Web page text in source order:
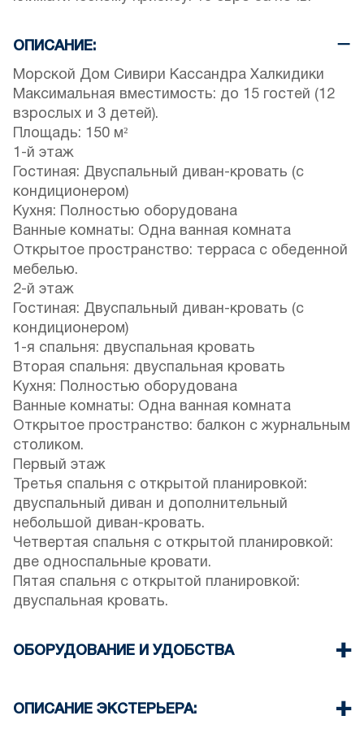
ОПИСАНИЕ:
Морской Дом Сивири Кассандра Халкидики
Максимальная вместимость: до 15 гостей (12
взрослых и 3 детей).
Площадь: 150 м²
1-й этаж
Гостиная: Двуспальный диван-кровать (с
кондиционером)
Кухня: Полностью оборудована
Ванные комнаты: Одна ванная комната
Открытое пространство: терраса с обеденной
мебелью.
2-й этаж
Гостиная: Двуспальный диван-кровать (с
кондиционером)
1-я спальня: двуспальная кровать
Вторая спальня: двуспальная кровать
Кухня: Полностью оборудована
Ванные комнаты: Одна ванная комната
Открытое пространство: балкон с журнальным
столиком.
Первый этаж
Третья спальня с открытой планировкой:
двуспальный диван и дополнительный
небольшой диван-кровать.
Четвертая спальня с открытой планировкой:
две односпальные кровати.
Пятая спальня с открытой планировкой:
двуспальная кровать.
ОБОРУДОВАНИЕ И УДОБСТВА
предоставляются.
ОПИСАНИЕ ЭКСТЕРЬЕРА: